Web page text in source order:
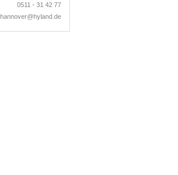
0511 - 31 42 77
hannover@hyland.de